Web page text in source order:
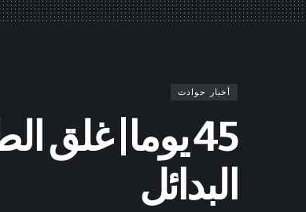
أخبار حوادث
45 يوما| غلق
البدائل